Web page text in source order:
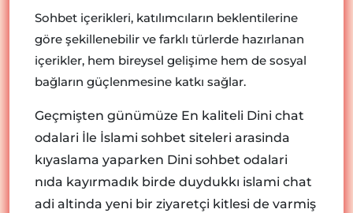
Sohbet içerikleri, katılımcıların beklentilerine
göre şekillenebilir ve farklı türlerde hazırlanan
içerikler, hem bireysel gelişime hem de sosyal
bağların güçlenmesine katkı sağlar.
Geçmişten günümüze En kaliteli Dini chat
odalari İle İslami sohbet siteleri arasinda
kıyaslama yaparken Dini sohbet odalari
nıda kayırmadık birde duydukkı islami chat
adi altinda yeni bir ziyaretçi kitlesi de varmiş